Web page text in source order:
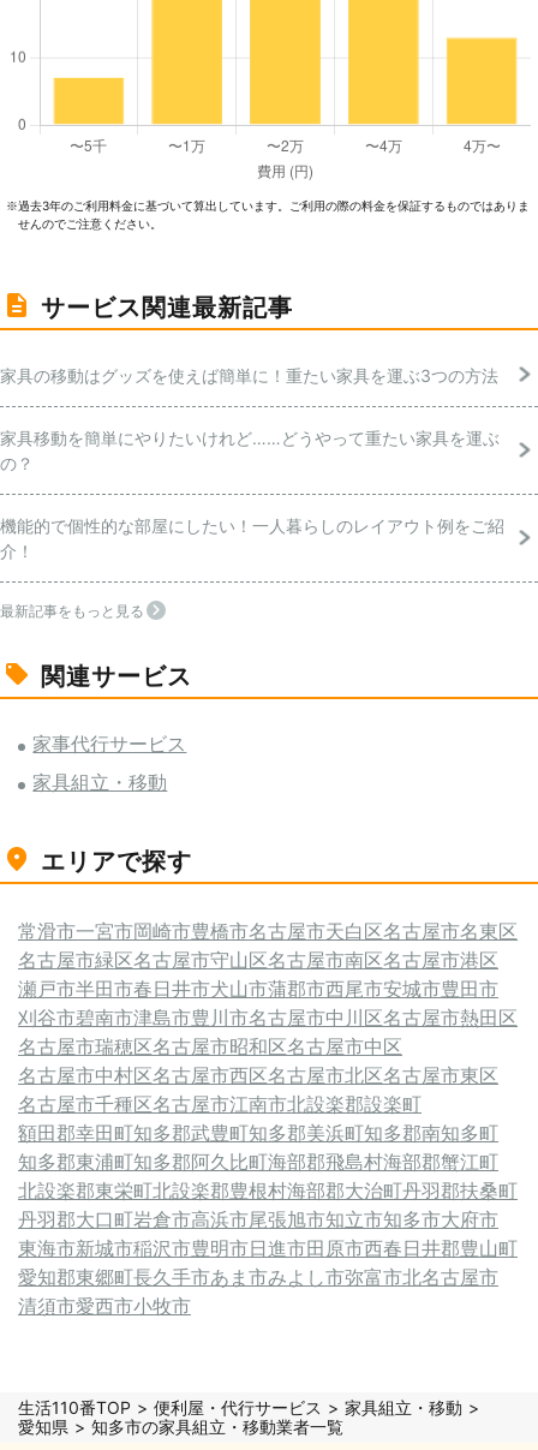
※過去3年のご利⽤料⾦に基づいて算出しています。ご利⽤の際の料⾦を保証するものではありま
せんのでご注意ください。
サービス関連最新記事
家具の移動はグッズを使えば簡単に！重たい家具を運ぶ3つの方法
家具移動を簡単にやりたいけれど……どうやって重たい家具を運ぶ
の？
機能的で個性的な部屋にしたい！一人暮らしのレイアウト例をご紹
介！
最新記事をもっと見る
関連サービス
家事代行サービス
家具組立・移動
エリアで探す
常滑市一宮市岡崎市豊橋市名古屋市天白区名古屋市名東区
名古屋市緑区名古屋市守山区名古屋市南区名古屋市港区
瀬戸市半田市春日井市犬山市蒲郡市西尾市安城市豊田市
刈谷市碧南市津島市豊川市名古屋市中川区名古屋市熱田区
名古屋市瑞穂区名古屋市昭和区名古屋市中区
名古屋市中村区名古屋市西区名古屋市北区名古屋市東区
名古屋市千種区名古屋市江南市北設楽郡設楽町
額田郡幸田町知多郡武豊町知多郡美浜町知多郡南知多町
知多郡東浦町知多郡阿久比町海部郡飛島村海部郡蟹江町
北設楽郡東栄町北設楽郡豊根村海部郡大治町丹羽郡扶桑町
丹羽郡大口町岩倉市高浜市尾張旭市知立市知多市大府市
東海市新城市稲沢市豊明市日進市田原市西春日井郡豊山町
愛知郡東郷町長久手市あま市みよし市弥富市北名古屋市
清須市愛西市小牧市
生活110番TOP 便利屋・代行サービス
家具組立・移動
愛知県
知多市の家具組立・移動業者一覧